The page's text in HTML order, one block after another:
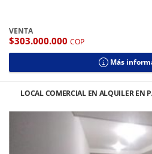
VENTA
$303.000.000 COP
Más
LOCAL COMERCIAL EN ALQUILER EN